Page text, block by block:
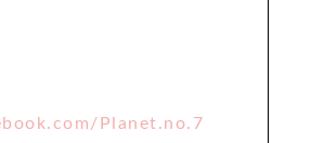
Planet.no.7